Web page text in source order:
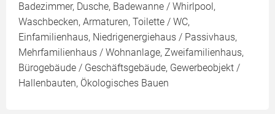
Badezimmer, Dusche, Badewanne / Whirlpool,
Waschbecken, Armaturen, Toilette / WC,
Einfamilienhaus, Niedrigenergiehaus / Passivhaus,
Mehrfamilienhaus / Wohnanlage, Zweifamilienhaus,
Bürogebäude / Geschäftsgebäude, Gewerbeobjekt /
Hallenbauten, Ökologisches Bauen